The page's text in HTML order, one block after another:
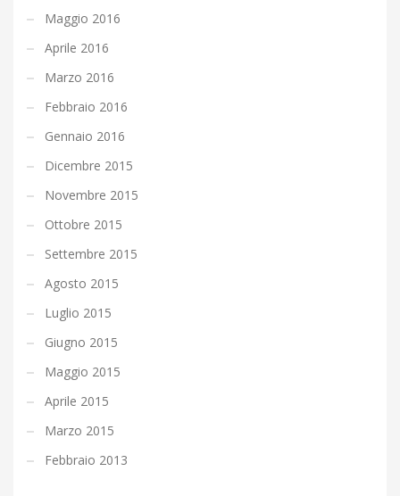
Maggio 2016
Aprile 2016
Marzo 2016
Febbraio 2016
Gennaio 2016
Dicembre 2015
Novembre 2015
Ottobre 2015
Settembre 2015
Agosto 2015
Luglio 2015
Giugno 2015
Maggio 2015
Aprile 2015
Marzo 2015
Febbraio 2013